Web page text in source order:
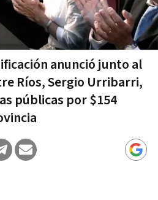
anunció junto al
Ríos, Sergio Urribarri,
públicas por $154